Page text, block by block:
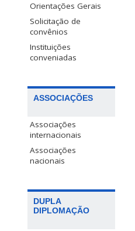
Orientações Gerais
Solicitação de
convênios
Instituições
conveniadas
ASSOCIAÇÕES
Associações
internacionais
Associações
nacionais
DUPLA
DIPLOMAÇÃO